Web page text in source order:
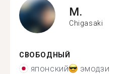
M.
Chigasaki
СВОБОДНЫЙ
японский эмодзи